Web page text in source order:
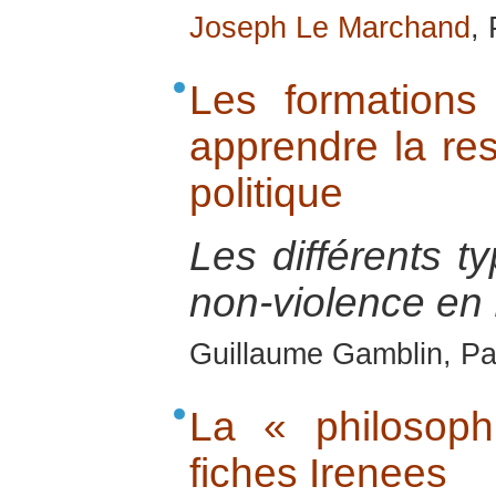
Joseph Le Marchand ,
Les
apprendre la
politique
Les différents
non-violence en
Guillaume Gamblin,
La «
fiches Irenees